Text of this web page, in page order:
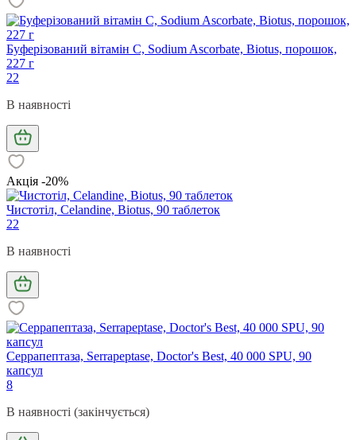
Буферізований вітамін С, Sodium Ascorbate, Biotus, порошок,
227 г
22
В наявності
Акція -20%
Чистотіл, Celandine, Biotus, 90 таблеток
22
В наявності
Серрапептаза, Serrapeptase, Doctor's Best, 40 000 SPU, 90
капсул
8
В наявності (закінчується)